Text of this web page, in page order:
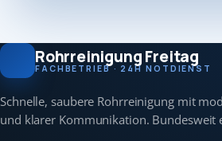
Rohrreinigung Freitag
FACHBETRIEB · 24H NOTDIENST
Schnelle, saubere Rohrreinigung mit
und klarer Kommunikation. Bundesweit